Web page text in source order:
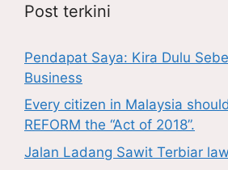
Post terkini
Pendapat Saya: Kira Dulu
Business
Every citizen in Malaysia
REFORM the “Act of 2018”.
Jalan Ladang Sawit Terbiar